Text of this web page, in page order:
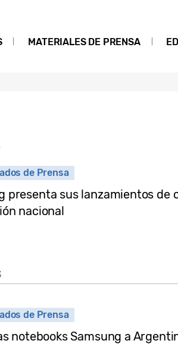
MATERIALES DE PRENSA
de Prensa
presenta sus lanzamientos de
nacional
de Prensa
notebooks Samsung a